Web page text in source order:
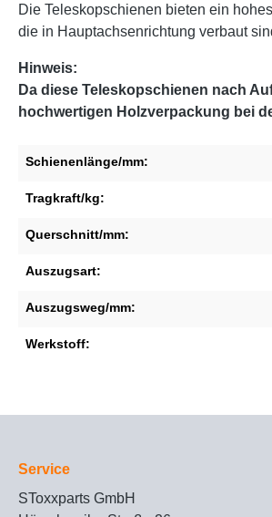
Die Teleskopschienen bieten ein
die in Hauptachsenrichtung verbaut
Hinweis:
Da diese Teleskopschienen nach
hochwertigen Holzverpackung bei
Schienenlänge/mm:
Tragkraft/kg:
Querschnitt/mm:
Auszugsart:
Auszugsweg/mm:
Werkstoff:
Service
SToxxparts GmbH